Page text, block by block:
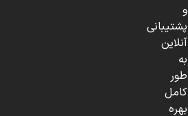
و
پشتیبانی
آنلاین
به
طور
کامل
بهره